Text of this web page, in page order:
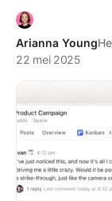
Arianna Young
22 mei 2025